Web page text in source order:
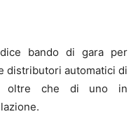
bando di gara per
distributori automatici di
oltre che di uno in